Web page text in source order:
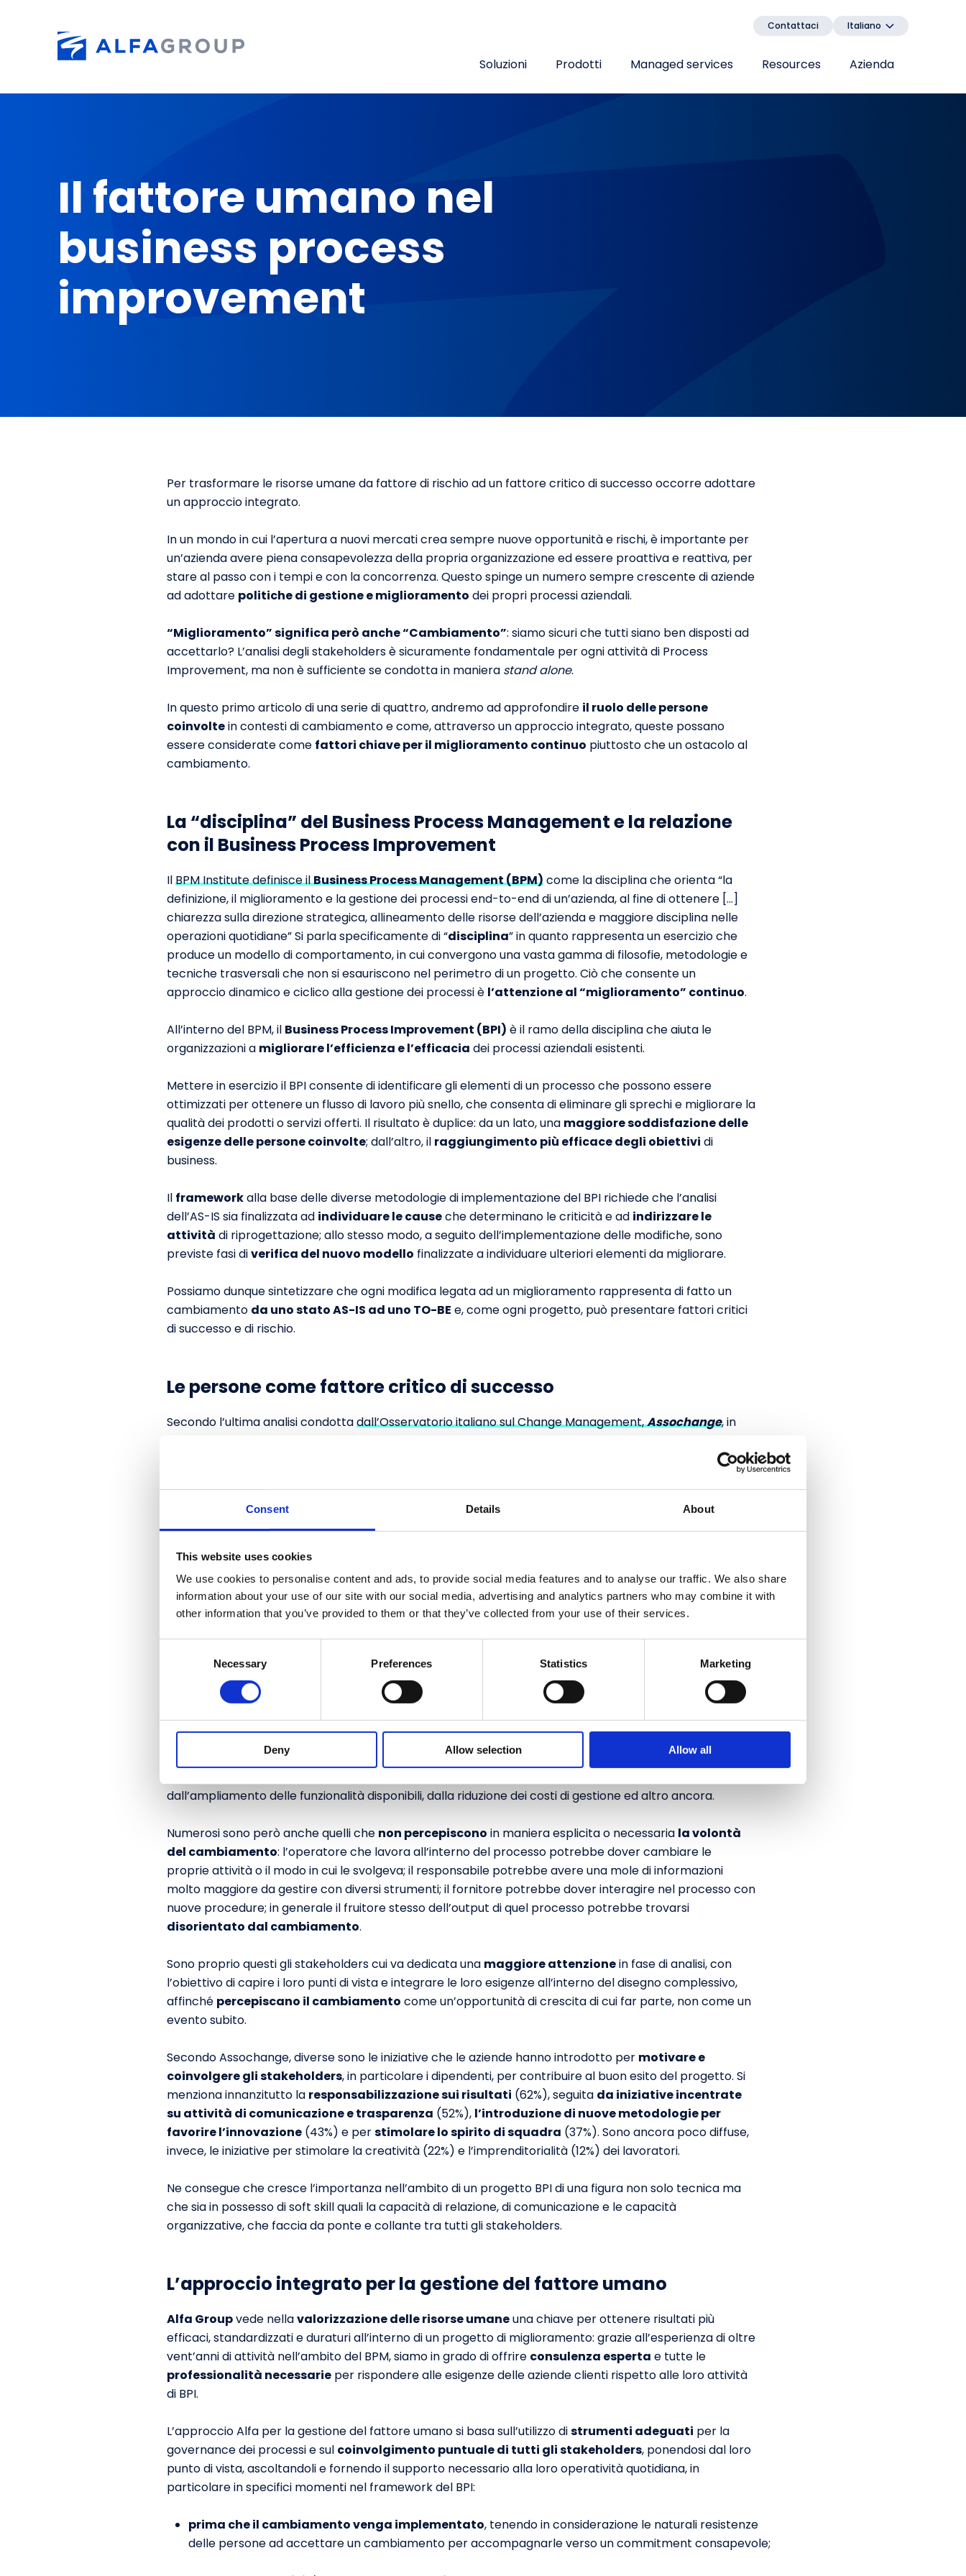
Consent Details About
This website uses cookies
We use cookies to personalise content and ads, to provide social media features and to analyse our traffic. We also share
information about your use of our site with our social media, advertising and analytics partners who may combine it with
other information that you’ve provided to them or that they’ve collected from your use of their services.
e
Necessary Preferences Statistics Marketing
Deny Allow selection Allow all
Contattaci Italiano
Soluzioni Prodotti Managed services Resources Azienda
Il fattore umano nel
business process
improvement
Per trasformare le risorse umane da fattore di rischio ad un fattore critico di successo occorre adottare
un approccio integrato.
In un mondo in cui l’apertura a nuovi mercati crea sempre nuove opportunità e rischi, è importante per
un’azienda avere piena consapevolezza della propria organizzazione ed essere proattiva e reattiva, per
stare al passo con i tempi e con la concorrenza. Questo spinge un numero sempre crescente di aziende
ad adottare politiche di gestione e miglioramento dei propri processi aziendali.
“Miglioramento” significa però anche “Cambiamento”: siamo sicuri che tutti siano ben disposti ad
accettarlo? L’analisi degli stakeholders è sicuramente fondamentale per ogni attività di Process
Improvement, ma non è sufficiente se condotta in maniera stand alone.
In questo primo articolo di una serie di quattro, andremo ad approfondire il ruolo delle persone
coinvoltein contesti di cambiamento e come, attraverso un approccio integrato, queste possano
essere considerate come fattori chiave per il miglioramento continuo piuttosto che un ostacolo al
cambiamento.
La “disciplina” del Business Process Management e la relazione
con il Business Process Improvement
IlBPM Institute definisce ilBusiness Process Management (BPM)come la disciplina che orienta “la
definizione, il miglioramento e la gestione dei processi end-to-end di un’azienda, al fine di ottenere […]
chiarezza sulla direzione strategica, allineamento delle risorse dell’azienda e maggiore disciplina nelle
operazioni quotidiane” Si parla specificamente di “disciplina” in quanto rappresenta un esercizio che
produce un modello di comportamento, in cui convergono una vasta gamma di filosofie, metodologie e
tecniche trasversali che non si esauriscono nel perimetro di un progetto. Ciò che consente un
approccio dinamico e ciclico alla gestione dei processi è l’attenzione al “miglioramento” continuo.
All’interno del BPM, il Business Process Improvement (BPI) è il ramo della disciplina che aiuta le
organizzazioni a migliorare l’efficienza e l’efficacia dei processi aziendali esistenti.
Mettere in esercizio il BPI consente di identificare gli elementi di un processo che possono essere
ottimizzati per ottenere un flusso di lavoro più snello, che consenta di eliminare gli sprechi e migliorare la
qualità dei prodotti o servizi offerti. Il risultato è duplice: da un lato, una maggiore soddisfazione delle
esigenze delle persone coinvolte; dall’altro, il raggiungimento più efficace degli obiettivi di
business.
Il frameworkalla base delle diverse metodologie di implementazione del BPI richiede che l’analisi
dell’AS-IS sia finalizzata ad individuare le causeche determinano le criticità e ad indirizzare le
attività di riprogettazione; allo stesso modo, a seguito dell’implementazione delle modifiche, sono
previste fasi diverifica del nuovo modello finalizzate a individuare ulteriori elementi da migliorare.
Possiamo dunque sintetizzare che ogni modifica legata ad un miglioramento rappresenta di fatto un
cambiamento da uno stato AS-IS ad uno TO-BE e, come ogni progetto, può presentare fattori critici
di successo e di rischio.
Le persone come fattore critico di successo
Secondo l’ultima analisi condottadall’Osservatorio italiano sul Change Management,Assochange, in
delle persone interessate
il
Tali dati sono un esempio tangibile della tendenza degli ultimi anni a considerarele persone come un
fattore critico di successo
Non dedicare la necessaria attenzione a tale fattore aumenterebbe il rischio di fallimento del progetto:
un significativo disallineamento tra la visione e la cultura aziendale e quanto percepito dagli
raggiungimento degli obiettivi prefissati.
Stakeholders: chi richiede e chi subisce il cambiamento
Tra gli stakeholders, generalmente lo e ilrichiedente
motivati da
dall’ampliamento delle funzionalità disponibili, dalla riduzione dei costi di gestione ed altro ancora.
Numerosi sono però anche quelli che non percepiscono in maniera esplicita o necessaria la volontà
del cambiamento: l’operatore che lavora all’interno del processo potrebbe dover cambiare le
proprie attività o il modo in cui le svolgeva; il responsabile potrebbe avere una mole di informazioni
molto maggiore da gestire con diversi strumenti; il fornitore potrebbe dover interagire nel processo con
nuove procedure; in generale il fruitore stesso dell’output di quel processo potrebbe trovarsi
disorientato dal cambiamento.
Sono proprio questi gli stakeholders cui va dedicata una maggiore attenzionein fase di analisi, con
l’obiettivo di capire i loro punti di vista e integrare le loro esigenze all’interno del disegno complessivo,
affinché percepiscano il cambiamento come un’opportunità di crescita di cui far parte, non come un
evento subito.
Secondo Assochange, diverse sono le iniziative che le aziende hanno introdotto per motivare e
coinvolgere gli stakeholders, in particolare i dipendenti, per contribuire al buon esito del progetto. Si
menziona innanzitutto la responsabilizzazione sui risultati (62%), seguita da iniziative incentrate
su attività di comunicazione e trasparenza (52%), l’introduzione di nuove metodologie per
favorire l’innovazione (43%) e perstimolare lo spirito di squadra (37%). Sono ancora poco diffuse,
invece, le iniziative per stimolare la creatività (22%) e l’imprenditorialità (12%) dei lavoratori.
Ne consegue che cresce l’importanza nell’ambito di un progetto BPI di una figura non solo tecnica ma
che sia in possesso di soft skill quali la capacità di relazione, di comunicazione e le capacità
organizzative, che faccia da ponte e collante tra tutti gli stakeholders.
L’approccio integrato per la gestione del fattore umano
Alfa Groupvede nellavalorizzazione delle risorse umaneuna chiave per ottenere risultati più
efficaci, standardizzati e duraturi all’interno di un progetto di miglioramento: grazie all’esperienza di oltre
vent’anni di attività nell’ambito del BPM, siamo in grado di offrire consulenza esperta e tutte le
professionalità necessarie per rispondere alle esigenze delle aziende clienti rispetto alle loro attività
di BPI.
L’approccio Alfa per la gestione del fattore umano si basa sull’utilizzo distrumenti adeguati per la
governance dei processi e sul coinvolgimento puntuale di tutti gli stakeholders, ponendosi dal loro
punto di vista, ascoltandoli e fornendo il supporto necessario alla loro operatività quotidiana, in
particolare in specifici momenti nel framework del BPI:
prima che il cambiamento venga implementato, tenendo in considerazione le naturali resistenze
delle persone ad accettare un cambiamento per accompagnarle verso un commitment consapevole;